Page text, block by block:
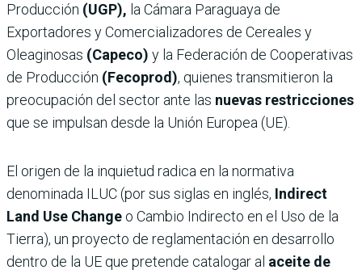
Producción (UGP), la Cámara Paraguaya de
Exportadores y Comercializadores de Cereales y
Oleaginosas (Capeco) y la Federación de Cooperativas
de Producción (Fecoprod), quienes transmitieron la
preocupación del sector ante las nuevas restricciones
que se impulsan desde la Unión Europea (UE).
El origen de la inquietud radica en la normativa
denominada ILUC (por sus siglas en inglés, Indirect
Land Use Change o Cambio Indirecto en el Uso de la
Tierra), un proyecto de reglamentación en desarrollo
dentro de la UE que pretende catalogar al aceite de